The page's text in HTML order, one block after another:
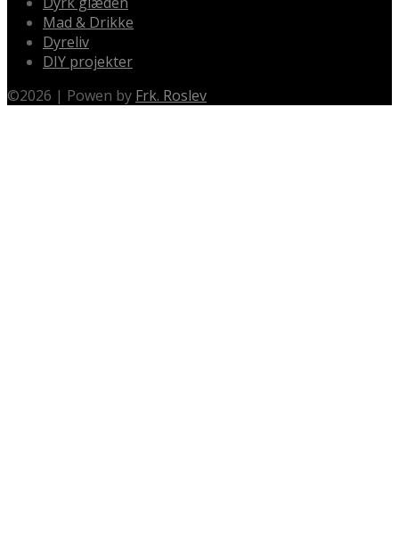
Mad & Drikke
Dyreliv
DIY projekter
©2026 | Powen by Frk. Roslev